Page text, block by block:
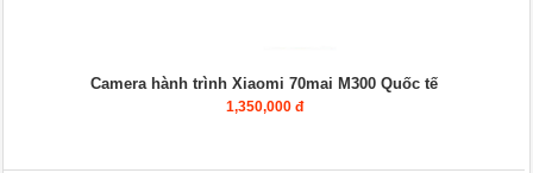
Camera hành trình Xiaomi 70mai M300 Quốc tế
1,350,000 đ